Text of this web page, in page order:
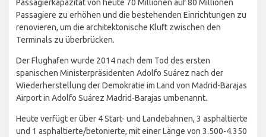
Passagierkapazität von heute 70 Millionen auf 80 Millionen
Passagiere zu erhöhen und die bestehenden Einrichtungen zu
renovieren, um die architektonische Kluft zwischen den
Terminals zu überbrücken.
Der Flughafen wurde 2014 nach dem Tod des ersten
spanischen Ministerpräsidenten Adolfo Suárez nach der
Wiederherstellung der Demokratie im Land von Madrid-Barajas
Airport in Adolfo Suárez Madrid-Barajas umbenannt.
Heute verfügt er über 4 Start- und Landebahnen, 3 asphaltierte
und 1 asphaltierte/betonierte, mit einer Länge von 3.500-4.350